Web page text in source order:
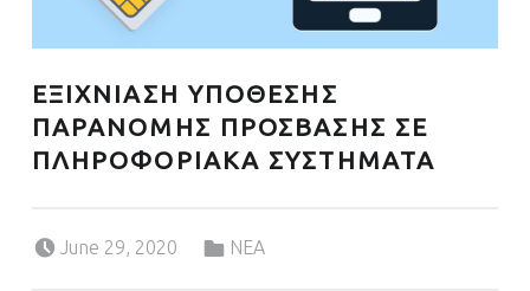
ΕΞΙΧΝΙΑΣΗ ΥΠΟΘΕΣΗΣ
ΠΑΡΑΝΟΜΗΣ ΠΡΟΣΒΑΣΗΣ ΣΕ
ΠΛΗΡΟΦΟΡΙΑΚΑ ΣΥΣΤΗΜΑΤΑ
June 29, 2020
ΝΕΑ